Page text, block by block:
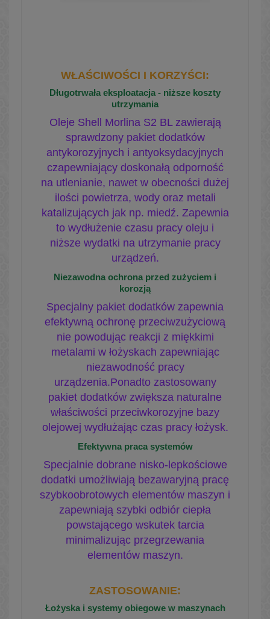
WŁAŚCIWOŚCI I KORZYŚCI:
Długotrwała eksploatacja - niższe koszty
utrzymania
Oleje Shell Morlina S2 BL zawierają
sprawdzony pakiet dodatków
antykorozyjnych i antyoksydacyjnych
czapewniający doskonałą odporność
na utlenianie, nawet w obecności dużej
ilości powietrza, wody oraz metali
katalizujących jak np. miedź. Zapewnia
to wydłużenie czasu pracy oleju i
niższe wydatki na utrzymanie pracy
urządzeń.
Niezawodna ochrona przed zużyciem i
korozją
Specjalny pakiet dodatków zapewnia
efektywną ochronę przeciwzużyciową
nie powodując reakcji z miękkimi
metalami w łożyskach zapewniając
niezawodność pracy
urządzenia.Ponadto zastosowany
pakiet dodatków zwiększa naturalne
właściwości przeciwkorozyjne bazy
olejowej wydłużając czas pracy łożysk.
Efektywna praca systemów
Specjalnie dobrane nisko-lepkościowe
dodatki umożliwiają bezawaryjną pracę
szybkoobrotowych elementów maszyn i
zapewniają szybki odbiór ciepła
powstającego wskutek tarcia
minimalizując przegrzewania
elementów maszyn.
ZASTOSOWANIE:
Łożyska i systemy obiegowe w maszynach